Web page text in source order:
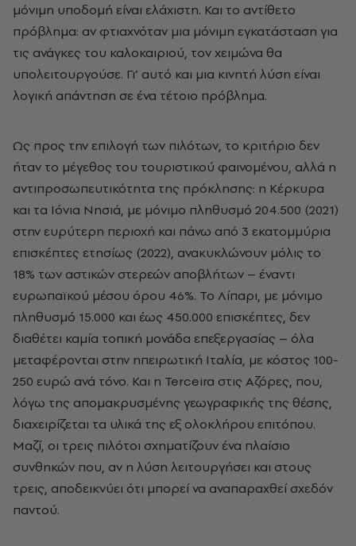
μόνιμη υποδομή είναι ελάχιστη. Και το αντίθετο
πρόβλημα: αν φτιαχνόταν μια μόνιμη εγκατάσταση για
τις ανάγκες του καλοκαιριού, τον χειμώνα θα
υπολειτουργούσε. Γι’ αυτό και μια κινητή λύση είναι
λογική απάντηση σε ένα τέτοιο πρόβλημα.
Ως προς την επιλογή των πιλότων, το κριτήριο δεν
ήταν το μέγεθος του τουριστικού φαινομένου, αλλά η
αντιπροσωπευτικότητα της πρόκλησης: η Κέρκυρα
και τα Ιόνια Νησιά, με μόνιμο πληθυσμό 204.500 (2021)
στην ευρύτερη περιοχή και πάνω από 3 εκατομμύρια
επισκέπτες ετησίως (2022), ανακυκλώνουν μόλις το
18% των αστικών στερεών αποβλήτων – έναντι
ευρωπαϊκού μέσου όρου 46%. Το Λίπαρι, με μόνιμο
πληθυσμό 15.000 και έως 450.000 επισκέπτες, δεν
διαθέτει καμία τοπική μονάδα επεξεργασίας – όλα
μεταφέρονται στην ηπειρωτική Ιταλία, με κόστος 100-
250 ευρώ ανά τόνο. Και η Terceira στις Αζόρες, που,
λόγω της απομακρυσμένης γεωγραφικής της θέσης,
διαχειρίζεται τα υλικά της εξ ολοκλήρου επιτόπου.
Μαζί, οι τρεις πιλότοι σχηματίζουν ένα πλαίσιο
συνθηκών που, αν η λύση λειτουργήσει και στους
τρεις, αποδεικνύει ότι μπορεί να αναπαραχθεί σχεδόν
παντού.